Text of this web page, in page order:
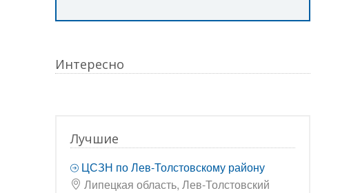
Интересно
Лучшие
ЦСЗН по Лев-Толстовскому району
Липецкая область, Лев-Толстовский